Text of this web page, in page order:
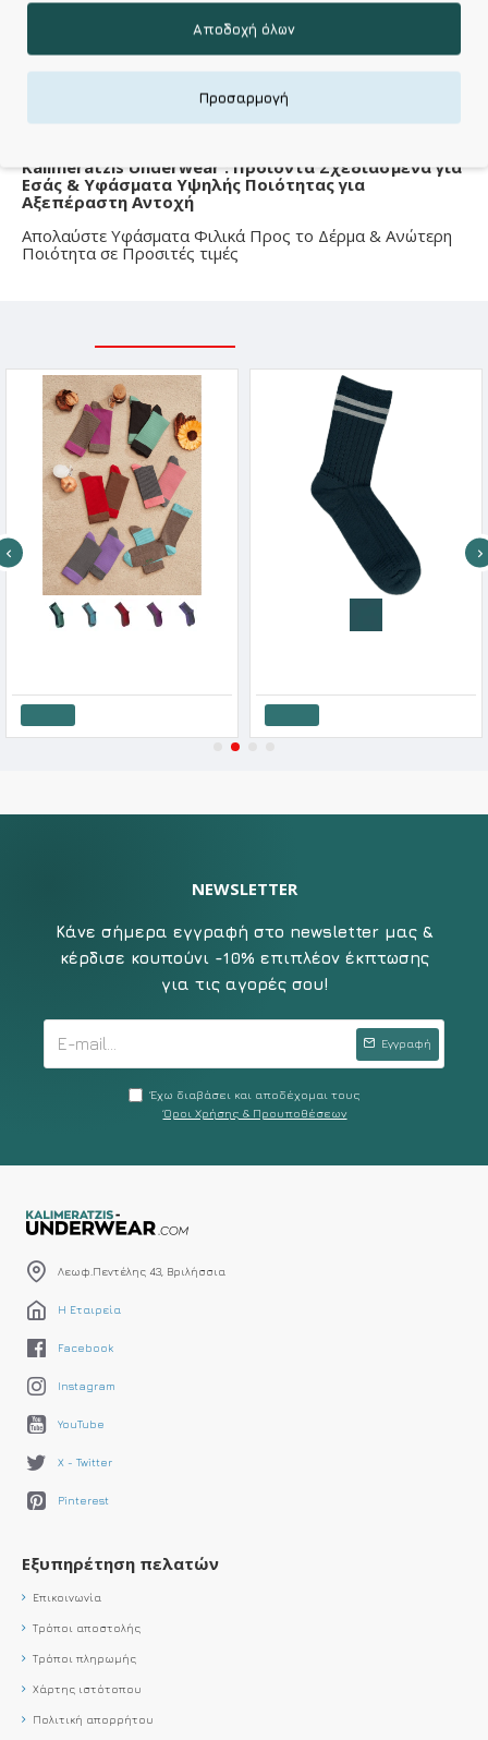
Σύμφωνα με 0 αξιολογήσεις. - Γράψτε μια κριτική
Kalimeratzis Underwear : Προϊόντα Σχεδιασμένα για
Εσάς & Υφάσματα Υψηλής Ποιότητας για
Αξεπέραστη Αντοχή
Απολαύστε Υφάσματα Φιλικά Προς το Δέρμα & Ανώτερη
Ποιότητα σε Προσιτές τιμές
NEWSLETTER
Κάνε σήμερα εγγραφή στο newsletter μας &
κέρδισε κουπούνι -10% επιπλέον έκπτωσης
για τις αγορές σου!
Εγγραφή
Έχω διαβάσει και αποδέχομαι τους
Όροι Χρήσης & Προυποθέσεων
Λεωφ.Πεντέλης 43, Βριλήσσια
Η Εταιρεία
Facebook
Instagram
YouTube
X - Twitter
Pinterest
Εξυπηρέτηση πελατών
Επικοινωνία
Τρόποι αποστολής
Τρόποι πληρωμής
Χάρτης ιστότοπου
Πολιτική απορρήτου
Αποδοχή όλων
Προσαρμογή